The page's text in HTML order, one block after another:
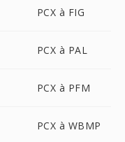
PCX à FIG
PCX à PAL
PCX à PFM
PCX à WBMP